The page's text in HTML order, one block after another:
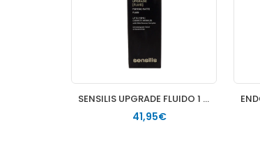
SENSILIS UPGRADE FLUIDO 1 FRASCO 1 F50 ML
41,95€